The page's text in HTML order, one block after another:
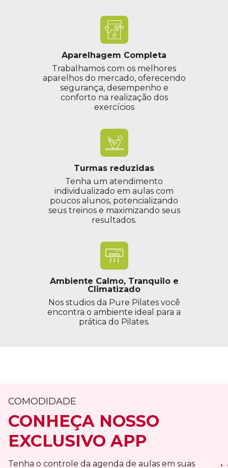
Aparelhagem Completa
Trabalhamos com os melhores
aparelhos do mercado, oferecendo
segurança, desempenho e
conforto na realização dos
exercícios
Turmas reduzidas
Tenha um atendimento
individualizado em aulas com
poucos alunos, potencializando
seus treinos e maximizando seus
resultados.
Ambiente Calmo, Tranquilo e
Climatizado
Nos studios da Pure Pilates você
encontra o ambiente ideal para a
prática do Pilates.
COMODIDADE
CONHEÇA NOSSO
EXCLUSIVO APP
Tenha o controle da agenda de aulas em suas